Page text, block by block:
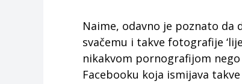
Naime, odavno je poznato da
svačemu i takve fotografije
nikakvom pornografijom
Facebooku koja ismijava